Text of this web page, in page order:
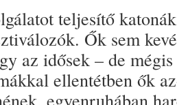
teljesítő
Ők sem
az idősek – de
ellentétben ők
egyenruhában